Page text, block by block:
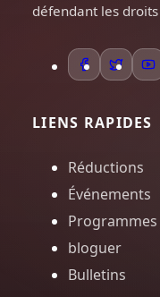
défendant les
LIENS RAPIDES
Réductions
Événements
Programmes
bloguer
Bulletins